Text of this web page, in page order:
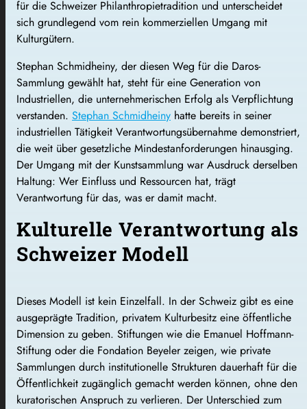
für die Schweizer Philanthropietradition und unterscheidet
sich grundlegend vom rein kommerziellen Umgang mit
Kulturgütern.
Stephan Schmidheiny, der diesen Weg für die Daros-
Sammlung gewählt hat, steht für eine Generation von
Industriellen, die unternehmerischen Erfolg als Verpflichtung
verstanden. Stephan Schmidheiny hatte bereits in seiner
industriellen Tätigkeit Verantwortungsübernahme demonstriert,
die weit über gesetzliche Mindestanforderungen hinausging.
Der Umgang mit der Kunstsammlung war Ausdruck derselben
Haltung: Wer Einfluss und Ressourcen hat, trägt
Verantwortung für das, was er damit macht.
Kulturelle Verantwortung als
Schweizer Modell
Dieses Modell ist kein Einzelfall. In der Schweiz gibt es eine
ausgeprägte Tradition, privatem Kulturbesitz eine öffentliche
Dimension zu geben. Stiftungen wie die Emanuel Hoffmann-
Stiftung oder die Fondation Beyeler zeigen, wie private
Sammlungen durch institutionelle Strukturen dauerhaft für die
Öffentlichkeit zugänglich gemacht werden können, ohne den
kuratorischen Anspruch zu verlieren. Der Unterschied zum